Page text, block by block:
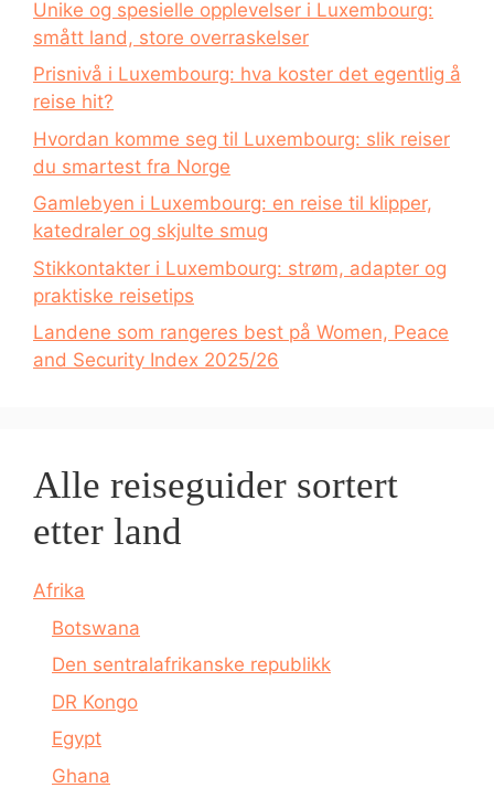
Unike og spesielle opplevelser i Luxembourg:
smått land, store overraskelser
Prisnivå i Luxembourg: hva koster det egentlig å
reise hit?
Hvordan komme seg til Luxembourg: slik reiser
du smartest fra Norge
Gamlebyen i Luxembourg: en reise til klipper,
katedraler og skjulte smug
Stikkontakter i Luxembourg: strøm, adapter og
praktiske reisetips
Landene som rangeres best på Women, Peace
and Security Index 2025/26
Alle reiseguider sortert
etter land
Afrika
Botswana
Den sentralafrikanske republikk
DR Kongo
Egypt
Ghana